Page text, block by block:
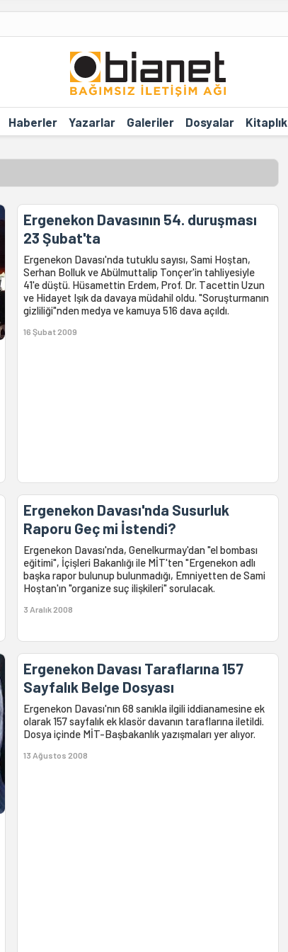
Haberler Yazarlar Galeriler Dosyalar Kitaplık
Ergenekon Davasının 54. duruşması
23 Şubat'ta
Ergenekon Davası'nda tutuklu sayısı, Sami Hoştan,
Serhan Bolluk ve Abülmuttalip Tonçer'in tahliyesiyle
41'e düştü. Hüsamettin Erdem, Prof. Dr. Tacettin Uzun
ve Hidayet Işık da davaya müdahil oldu. "Soruşturmanın
gizliliği"nden medya ve kamuya 516 dava açıldı.
16 Şubat 2009
Ergenekon Davası'nda Susurluk
Raporu Geç mi İstendi?
Ergenekon Davası'nda, Genelkurmay'dan "el bombası
eğitimi", İçişleri Bakanlığı ile MİT'ten "Ergenekon adlı
başka rapor bulunup bulunmadığı, Emniyetten de Sami
Hoştan'ın "organize suç ilişkileri" sorulacak.
3 Aralık 2008
Ergenekon Davası Taraflarına 157
Sayfalık Belge Dosyası
Ergenekon Davası'nın 68 sanıkla ilgili iddianamesine ek
olarak 157 sayfalık ek klasör davanın taraflarına iletildi.
Dosya içinde MİT-Başbakanlık yazışmaları yer alıyor.
13 Ağustos 2008